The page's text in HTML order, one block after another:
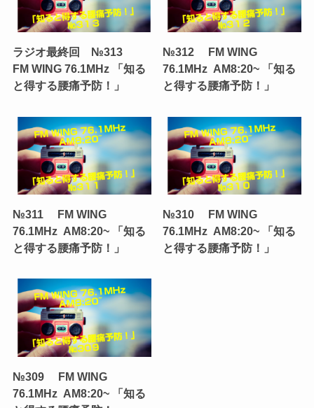
ラジオ最終回 №313
FM WING 76.1MHz 「知る
と得する腰痛予防！」
№312 FM WING
76.1MHz AM8:20~ 「知る
と得する腰痛予防！」
№311 FM WING
76.1MHz AM8:20~ 「知る
と得する腰痛予防！」
№310 FM WING
76.1MHz AM8:20~ 「知る
と得する腰痛予防！」
№309 FM WING
76.1MHz AM8:20~ 「知る